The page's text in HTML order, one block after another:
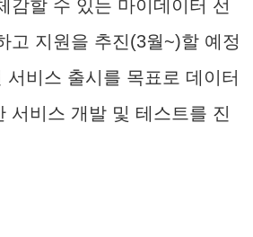
감할 수 있는 마이데이터 선
고 지원을 추진(3월~)할 예정
서비스 출시를 목표로 데이터
서비스 개발 및 테스트를 진